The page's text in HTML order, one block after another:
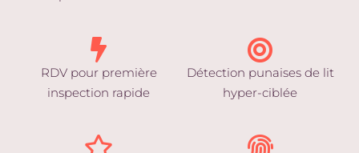
RDV pour première
inspection rapide
Détection punaises de lit
hyper-ciblée